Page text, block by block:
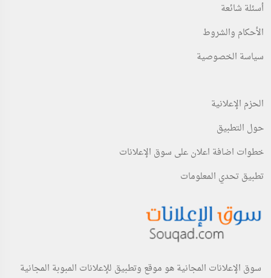
أسئلة شائعة
الأحكام والشروط
سياسة الخصوصية
الحزم الإعلانية
حول التطبيق
خطوات اضافة اعلان على سوق الإعلانات
تطبيق تحدي المعلومات
سوق الإعلانات المجانية هو موقع وتطبيق للإعلانات المبوبة المجانية